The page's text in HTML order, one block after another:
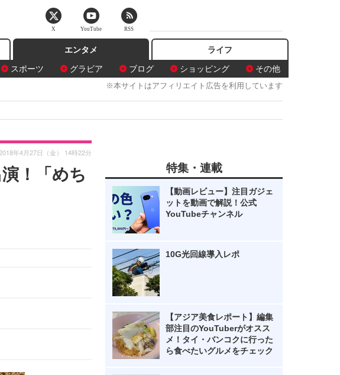
エンタメ
スポーツ グラビア ブログ ショッピング その他
ライフ
※本サイトはアフィリエイト広告を利用しています
！「めち
2018年4月27日（金） 14時22分
特集・連載
【動画レビュー】注目ガジェ
ットを動画で解説！公式
YouTubeチャンネル
10G光回線導入レポ
【アジア美食レポート】編集
部注目のYouTuberがオスス
メ！タイ・バンコクに行った
ら食べたいグルメをチェック
X YouTube RSS